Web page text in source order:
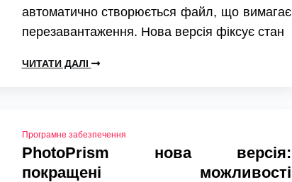
автоматично створюється файл, що вимагає
перезавантаження. Нова версія фіксує стан
ЧИТАТИ ДАЛІ
Програмне забезпечення
PhotoPrism нова версія:
покращені можливості